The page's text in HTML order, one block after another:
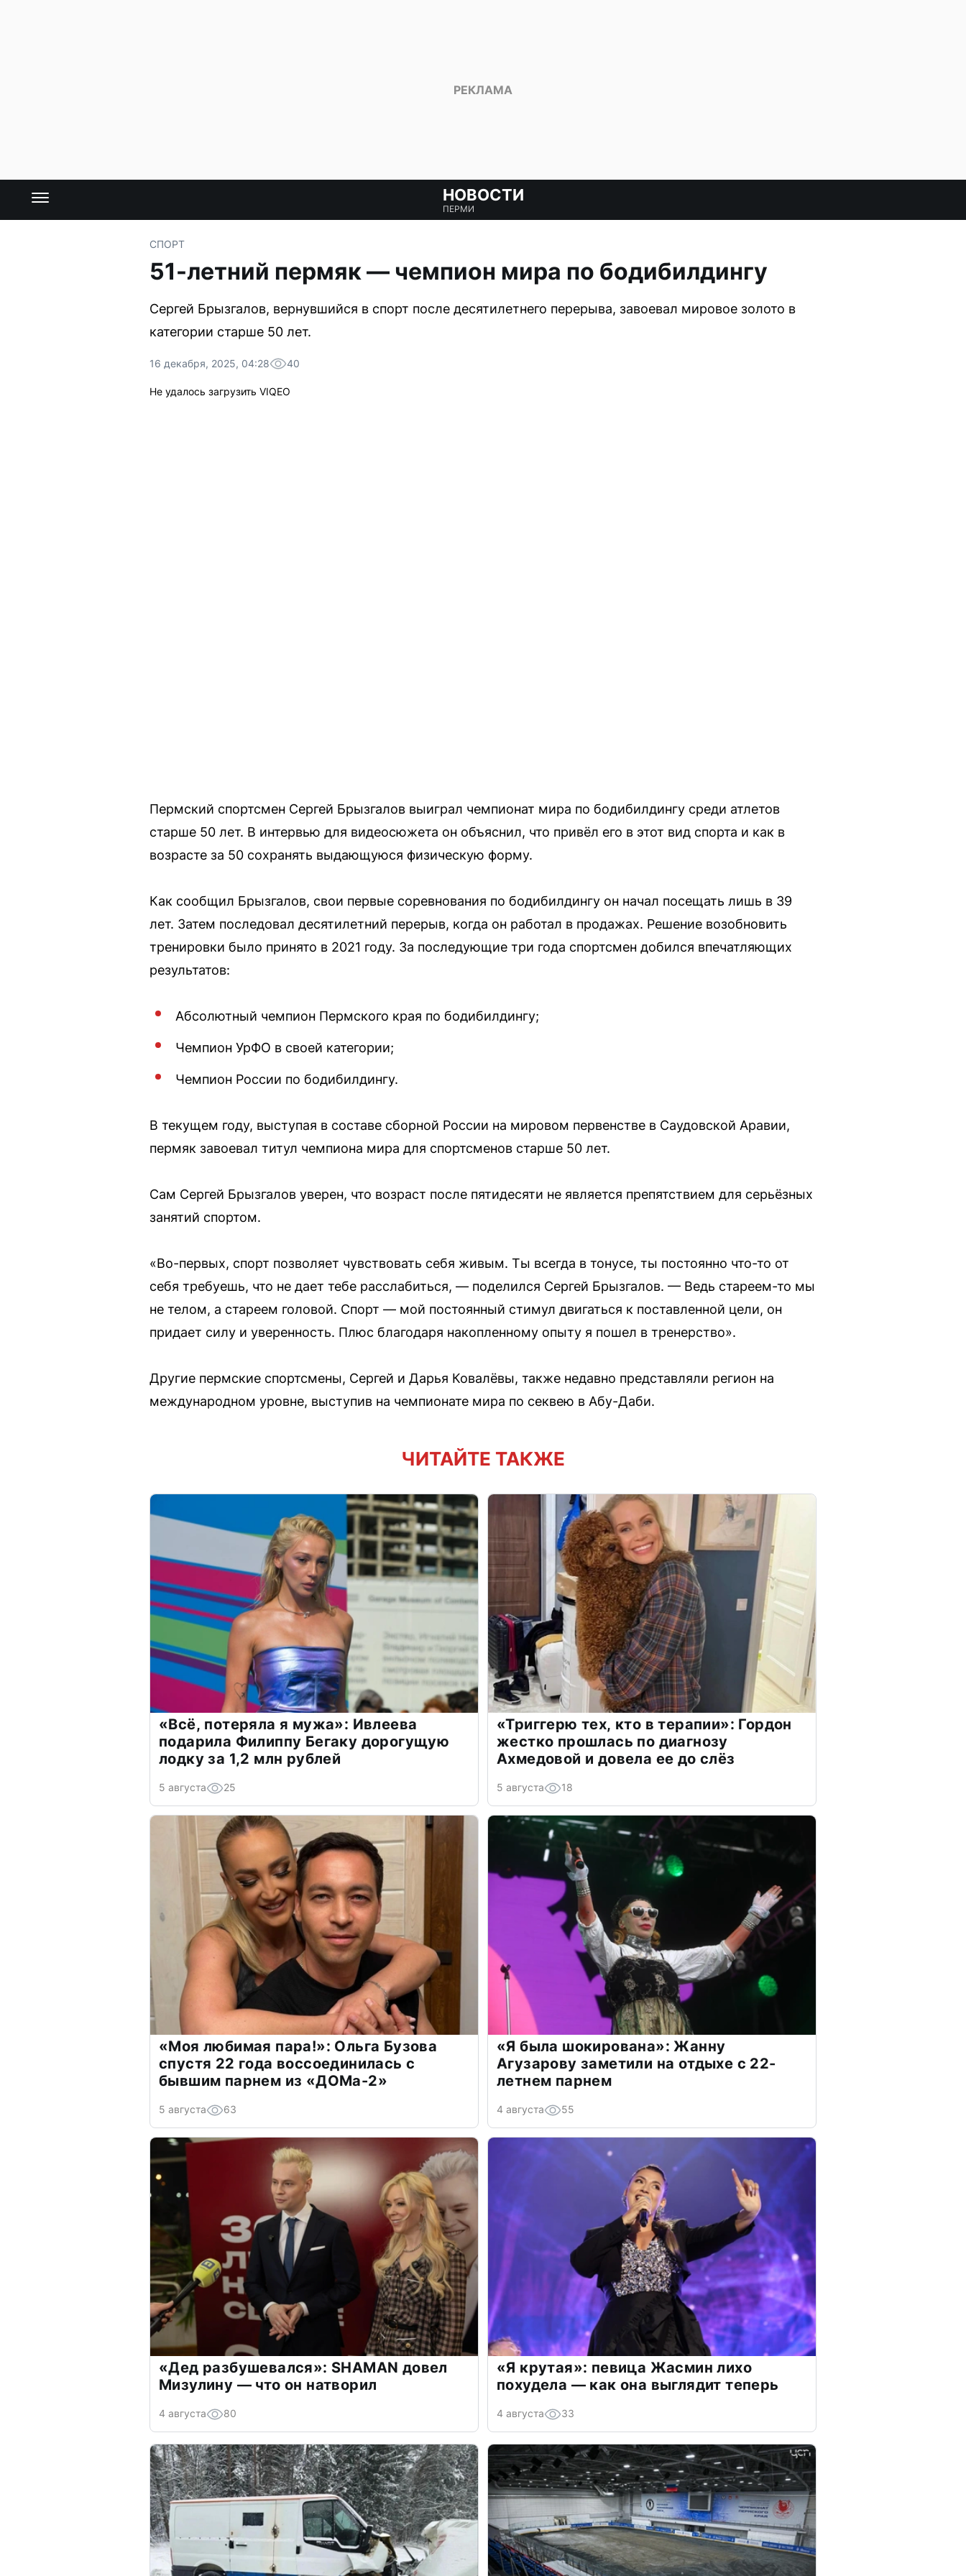
НОВОСТИ
ПЕРМИ
СПОРТ
51-летний пермяк — чемпион мира по бодибилдингу
Сергей Брызгалов, вернувшийся в спорт после десятилетнего перерыва, завоевал мировое золото в
категории старше 50 лет.
16 декабря, 2025, 04:28 40
Не удалось загрузить VIQEO
Пермский спортсмен Сергей Брызгалов выиграл чемпионат мира по бодибилдингу среди атлетов
старше 50 лет. В интервью для видеосюжета он объяснил, что привёл его в этот вид спорта и как в
возрасте за 50 сохранять выдающуюся физическую форму.
Как сообщил Брызгалов, свои первые соревнования по бодибилдингу он начал посещать лишь в 39
лет. Затем последовал десятилетний перерыв, когда он работал в продажах. Решение возобновить
тренировки было принято в 2021 году. За последующие три года спортсмен добился впечатляющих
результатов:
Абсолютный чемпион Пермского края по бодибилдингу;
Чемпион УрФО в своей категории;
Чемпион России по бодибилдингу.
В текущем году, выступая в составе сборной России на мировом первенстве в Саудовской Аравии,
пермяк завоевал титул чемпиона мира для спортсменов старше 50 лет.
Сам Сергей Брызгалов уверен, что возраст после пятидесяти не является препятствием для серьёзных
занятий спортом.
«Во-первых, спорт позволяет чувствовать себя живым. Ты всегда в тонусе, ты постоянно что-то от
себя требуешь, что не дает тебе расслабиться, — поделился Сергей Брызгалов. — Ведь стареем-то мы
не телом, а стареем головой. Спорт — мой постоянный стимул двигаться к поставленной цели, он
придает силу и уверенность. Плюс благодаря накопленному опыту я пошел в тренерство».
Другие пермские спортсмены, Сергей и Дарья Ковалёвы, также недавно представляли регион на
международном уровне, выступив на чемпионате мира по секвею в Абу-Даби.
ЧИТАЙТЕ ТАКЖЕ
«Всё, потеряла я мужа»: Ивлеева
подарила Филиппу Бегаку дорогущую
лодку за 1,2 млн рублей
5 августа 25
«Триггерю тех, кто в терапии»: Гордон
жестко прошлась по диагнозу
Ахмедовой и довела ее до слёз
5 августа 18
«Моя любимая пара!»: Ольга Бузова
спустя 22 года воссоединилась с
бывшим парнем из «ДОМа-2»
5 августа 63
«Я была шокирована»: Жанну
Агузарову заметили на отдыхе с 22-
летнем парнем
4 августа 55
«Дед разбушевался»: SHAMAN довел
Мизулину — что он натворил
4 августа 80
«Я крутая»: певица Жасмин лихо
похудела — как она выглядит теперь
4 августа 33